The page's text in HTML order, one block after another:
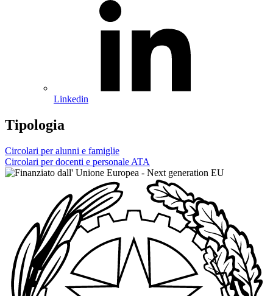
Linkedin
Tipologia
Circolari per alunni e famiglie
Circolari per docenti e personale ATA